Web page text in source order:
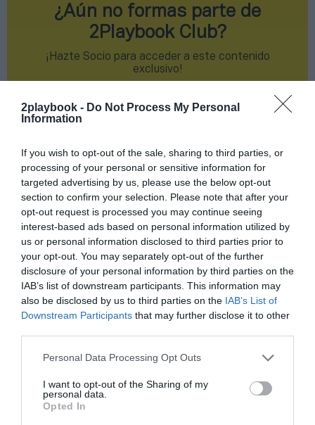
2playbook - Do Not Process My Personal
Information
If you wish to opt-out of the sale, sharing to third parties, or
processing of your personal or sensitive information for
targeted advertising by us, please use the below opt-out
section to confirm your selection. Please note that after your
opt-out request is processed you may continue seeing
interest-based ads based on personal information utilized by
us or personal information disclosed to third parties prior to
your opt-out. You may separately opt-out of the further
disclosure of your personal information by third parties on the
IAB’s list of downstream participants. This information may
also be disclosed by us to third parties on the IAB’s List of
Downstream Participants that may further disclose it to other
Personal Data Processing Opt Outs
I want to opt-out of the Sharing of my
personal data.
Opted In
Índex
Sparta Sport Center
Operaciones corporativas
¿Aún no formas parte de
2Playbook Club?
¡Hazte Socio para acceder a este contenido
exclusivo!
Compartir
Imprimir
2Playbook Club